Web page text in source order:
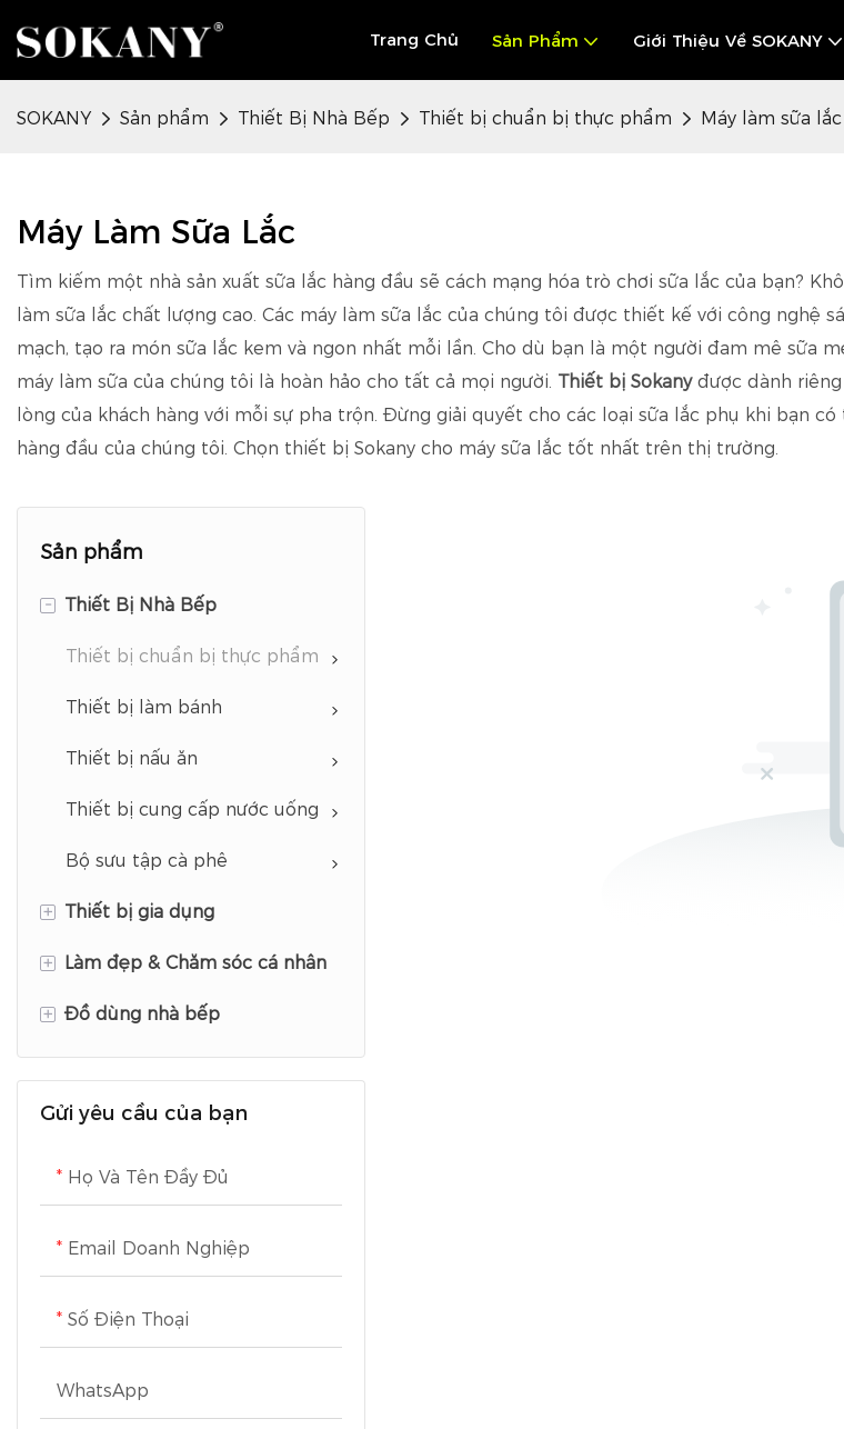
Trang Chủ Sản Phẩm Giới Thiệu Về SOKANY
SOKANY Sản phẩm Thiết Bị Nhà Bếp Thiết bị chuẩn bị thực phẩm Máy làm sữa lắc
Máy Làm Sữa Lắc
Tìm kiếm một nhà sản xuất sữa lắc hàng đầu sẽ cách mạng hóa trò chơi sữa lắc của bạn?
làm sữa lắc chất lượng cao. Các máy làm sữa lắc của chúng tôi được thiết kế với công
mạch, tạo ra món sữa lắc kem và ngon nhất mỗi lần. Cho dù bạn là một người đam mê sữa
máy làm sữa của chúng tôi là hoàn hảo cho tất cả mọi người. Thiết bị Sokany được dành
lòng của khách hàng với mỗi sự pha trộn. Đừng giải quyết cho các loại sữa lắc phụ khi bạn
hàng đầu của chúng tôi. Chọn thiết bị Sokany cho máy sữa lắc tốt nhất trên thị trường.
Sản phẩm
- Thiết Bị Nhà Bếp
Thiết bị chuẩn bị thực phẩm
Thiết bị làm bánh
Thiết bị nấu ăn
Thiết bị cung cấp nước uống
Bộ sưu tập cà phê
+ Thiết bị gia dụng
Thiết bị chăm sóc quần áo
Thiết bị vệ sinh
Tỉ lệ
Thiết bị làm lạnh
+ Làm đẹp & Chăm sóc cá nhân
Dụng cụ tạo kiểu tóc
Thiết bị chăm sóc sức khỏe
+ Đồ dùng nhà bếp
Gửi yêu cầu của bạn
Họ Và Tên Đầy Đủ
Email Doanh Nghiệp
Số Điện Thoại
WhatsApp